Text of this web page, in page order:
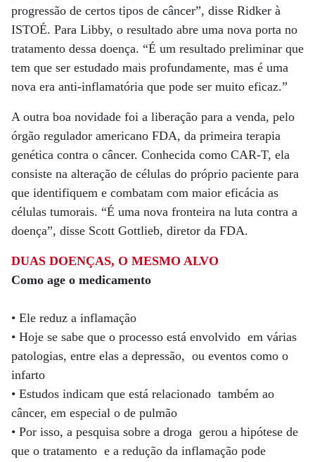
progressão de certos tipos de câncer”, disse Ridker à
ISTOÉ. Para Libby, o resultado abre uma nova porta no
tratamento dessa doença. “É um resultado preliminar que
tem que ser estudado mais profundamente, mas é uma
nova era anti-inflamatória que pode ser muito eficaz.”
A outra boa novidade foi a liberação para a venda, pelo
órgão regulador americano FDA, da primeira terapia
genética contra o câncer. Conhecida como CAR-T, ela
consiste na alteração de células do próprio paciente para
que identifiquem e combatam com maior eficácia as
células tumorais. “É uma nova fronteira na luta contra a
doença”, disse Scott Gottlieb, diretor da FDA.
DUAS DOENÇAS, O MESMO ALVO
Como age o medicamento
• Ele reduz a inflamação
• Hoje se sabe que o processo está envolvido em várias
patologias, entre elas a depressão, ou eventos como o
infarto
• Estudos indicam que está relacionado também ao
câncer, em especial o de pulmão
• Por isso, a pesquisa sobre a droga gerou a hipótese de
que o tratamento e a redução da inflamação pode